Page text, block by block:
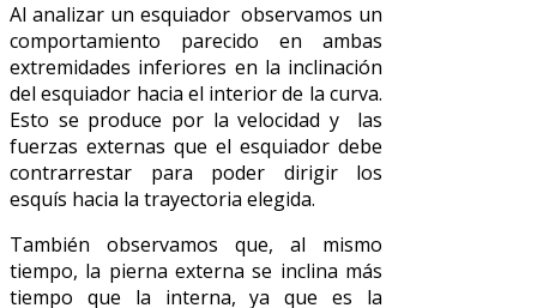
Al analizar un esquiador observamos un
comportamiento parecido en ambas
extremidades inferiores en la inclinación
del esquiador hacia el interior de la curva.
Esto se produce por la velocidad y las
fuerzas externas que el esquiador debe
contrarrestar para poder dirigir los
esquís hacia la trayectoria elegida.
También observamos que, al mismo
tiempo, la pierna externa se inclina más
tiempo que la interna, ya que es la